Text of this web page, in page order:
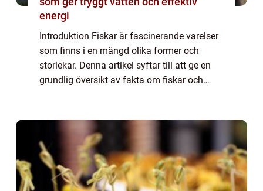
energi
Introduktion Fiskar är fascinerande varelser
som finns i en mängd olika former och
storlekar. Denna artikel syftar till att ge en
grundlig översikt av fakta om fiskar och